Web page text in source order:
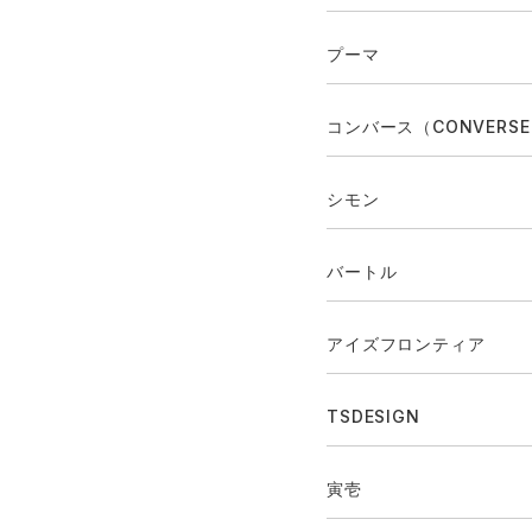
プーマ
コンバース（
シモン
バートル
アイズフロンティア
TSDESIGN
寅壱